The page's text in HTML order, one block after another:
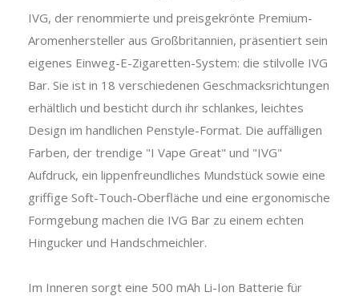
IVG, der renommierte und preisgekrönte Premium-
Aromenhersteller aus Großbritannien, präsentiert sein
eigenes Einweg-E-Zigaretten-System: die stilvolle IVG
Bar. Sie ist in 18 verschiedenen Geschmacksrichtungen
erhältlich und besticht durch ihr schlankes, leichtes
Design im handlichen Penstyle-Format. Die auffälligen
Farben, der trendige "I Vape Great" und "IVG"
Aufdruck, ein lippenfreundliches Mundstück sowie eine
griffige Soft-Touch-Oberfläche und eine ergonomische
Formgebung machen die IVG Bar zu einem echten
Hingucker und Handschmeichler.
Im Inneren sorgt eine 500 mAh Li-Ion Batterie für